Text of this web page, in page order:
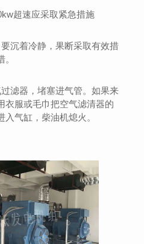
超速应采取紧急措施
沉着冷静，果断采取有效措
滤器，堵塞进气管。如果来
衣服或毛巾把空气滤清器的
气缸，柴油机熄火。